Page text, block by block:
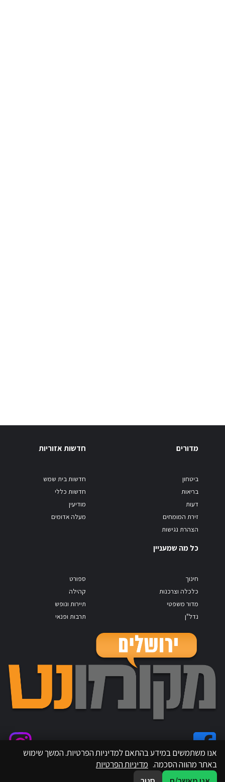
מדורים
ביטחון
בריאות
דעות
זירת המומחים
הצהרת נגישות
חדשות אזוריות
חדשות בית שמש
חדשות כללי
מודיעין
מעלה אדומים
כל מה שמעניין
חינוך
כלכלה וצרכנות
מדור משפטי
נדל"ן
ספורט
קהילה
תיירות ונופש
תרבות ופנאי
אנו משתמשים במידע בהתאם למדיניות הפרטיות. המשך שימוש
באתר מהווה הסכמה. מדיניות הפרטיות